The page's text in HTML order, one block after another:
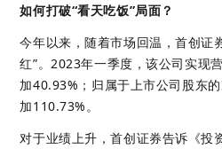
如何打破“看天吃饭”局面？
今年以来，随着市场回温，首创证
红”。2023年一季度，该公司实现
加40.93%；归属于上市公司股东
加110.73%。
对于业绩上升，首创证券告诉《投